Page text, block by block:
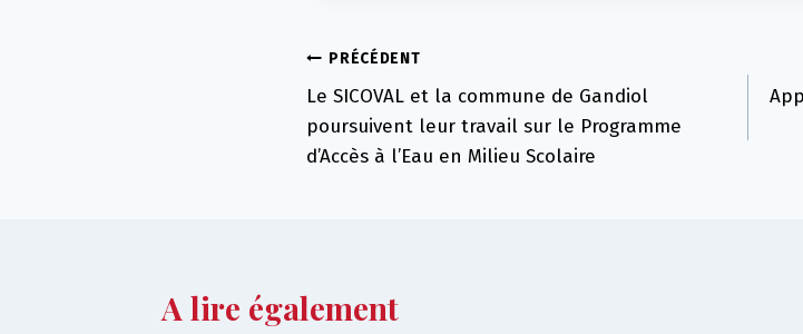
Navigation
de
l’article
PRÉCÉDENT
Le SICOVAL et la commune de Gandiol
poursuivent leur travail sur le Programme
d’Accès à l’Eau en Milieu Scolaire
A lire également